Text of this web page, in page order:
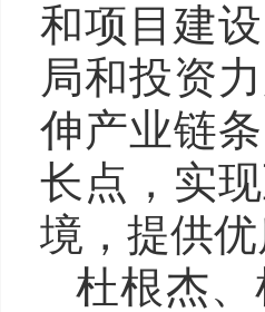
和项目建
局和投资
伸产业链
长点，实
境，提供
杜根杰